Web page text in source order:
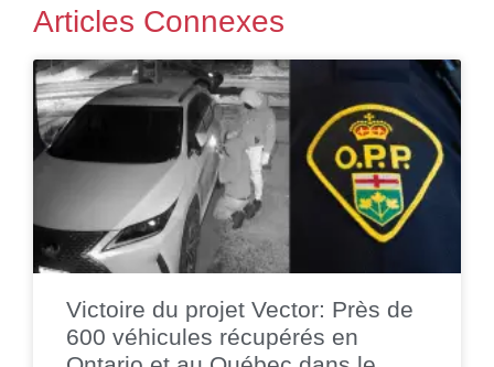
Articles Connexes
Victoire du projet Vector: Près de
600 véhicules récupérés en